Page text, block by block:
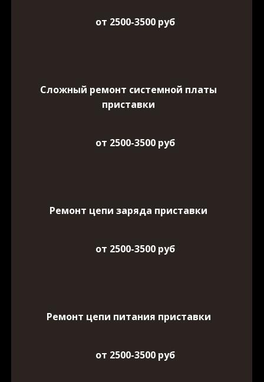
от 2500-3500 руб
Сложный ремонт системной платы
приставки
от 2500-3500 руб
Ремонт цепи заряда приставки
от 2500-3500 руб
Ремонт цепи питания приставки
от 2500-3500 руб